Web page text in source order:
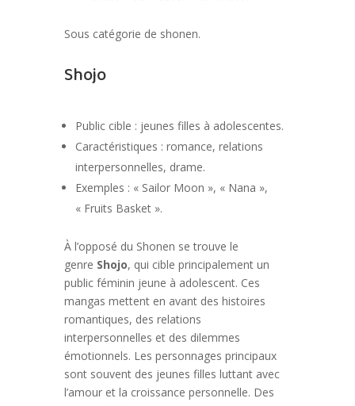
Sous catégorie de shonen.
Shojo
Public cible : jeunes filles à adolescentes.
Caractéristiques : romance, relations
interpersonnelles, drame.
Exemples : « Sailor Moon », « Nana »,
« Fruits Basket ».
À l’opposé du Shonen se trouve le
genre Shojo, qui cible principalement un
public féminin jeune à adolescent. Ces
mangas mettent en avant des histoires
romantiques, des relations
interpersonnelles et des dilemmes
émotionnels. Les personnages principaux
sont souvent des jeunes filles luttant avec
l’amour et la croissance personnelle. Des